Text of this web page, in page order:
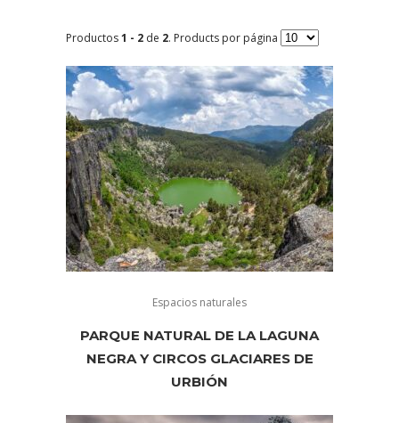
Productos1 - 2 de 2. Products por página
Espacios naturales
PARQUE NATURAL DE LA LAGUNA
NEGRA Y CIRCOS GLACIARES DE
URBIÓN